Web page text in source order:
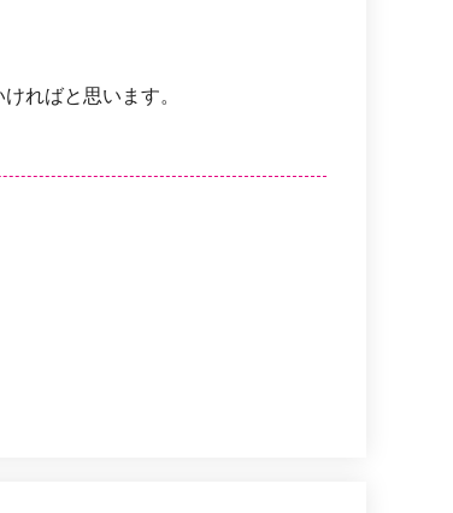
ればと思います。